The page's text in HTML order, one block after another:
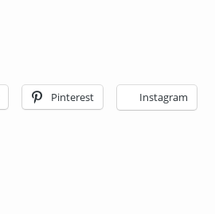
Pinterest Instagram